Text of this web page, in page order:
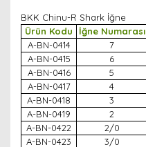
BKK Chinu-R Shark İğne
Ürün Kodu
İğne Numarası
A-BN-0414
7
A-BN-0415
6
A-BN-0416
5
A-BN-0417
4
A-BN-0418
3
A-BN-0419
2
A-BN-0422
2/0
A-BN-0423
3/0